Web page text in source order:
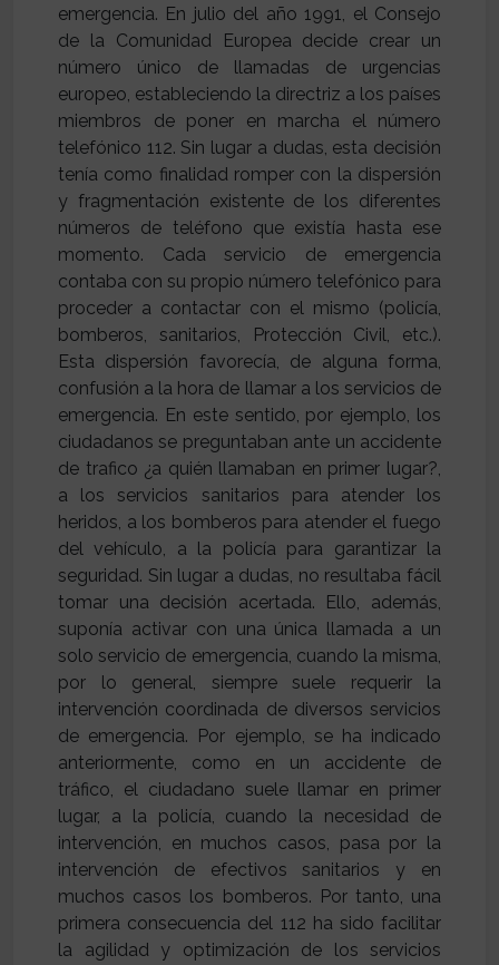
emergencia. En julio del año 1991, el Consejo
de la Comunidad Europea decide crear un
número único de llamadas de urgencias
europeo, estableciendo la directriz a los países
miembros de poner en marcha el número
telefónico 112. Sin lugar a dudas, esta decisión
tenía como finalidad romper con la dispersión
y fragmentación existente de los diferentes
números de teléfono que existía hasta ese
momento. Cada servicio de emergencia
contaba con su propio número telefónico para
proceder a contactar con el mismo (policía,
bomberos, sanitarios, Protección Civil, etc.).
Esta dispersión favorecía, de alguna forma,
confusión a la hora de llamar a los servicios de
emergencia. En este sentido, por ejemplo, los
ciudadanos se preguntaban ante un accidente
de trafico ¿a quién llamaban en primer lugar?,
a los servicios sanitarios para atender los
heridos, a los bomberos para atender el fuego
del vehículo, a la policía para garantizar la
seguridad. Sin lugar a dudas, no resultaba fácil
tomar una decisión acertada. Ello, además,
suponía activar con una única llamada a un
solo servicio de emergencia, cuando la misma,
por lo general, siempre suele requerir la
intervención coordinada de diversos servicios
de emergencia. Por ejemplo, se ha indicado
anteriormente, como en un accidente de
tráfico, el ciudadano suele llamar en primer
lugar, a la policía, cuando la necesidad de
intervención, en muchos casos, pasa por la
intervención de efectivos sanitarios y en
muchos casos los bomberos. Por tanto, una
primera consecuencia del 112 ha sido facilitar
la agilidad y optimización de los servicios